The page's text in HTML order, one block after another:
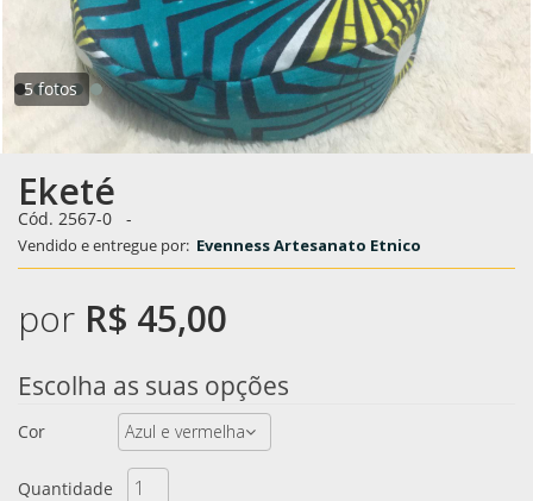
5 fotos
Eketé
Cód. 2567-0 -
Vendido e entregue por: Evenness Artesanato Etnico
por R$ 45,00
Escolha as suas opções
Cor
Quantidade